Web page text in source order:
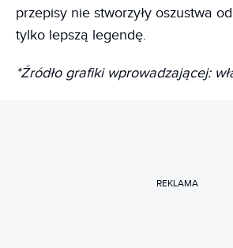
przepisy nie stworzyły oszustwa
tylko lepszą legendę.
*Źródło grafiki wprowadzającej:
REKLAMA